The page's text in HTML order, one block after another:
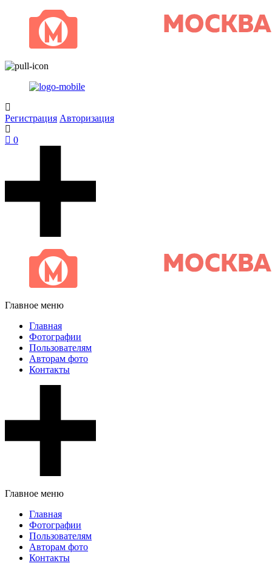
Регистрация Авторизация
0
Главное меню
Главная
Фотографии
Пользователям
Авторам фото
Контакты
Главное меню
Главная
Фотографии
Пользователям
Авторам фото
Контакты